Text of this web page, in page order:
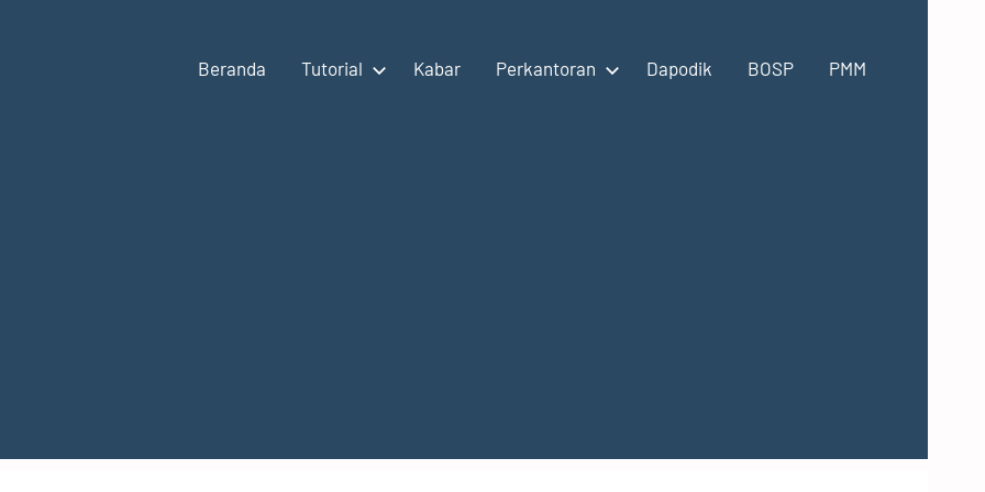
Beranda Tutorial Kabar Perkantoran Dapodik BOSP PMM